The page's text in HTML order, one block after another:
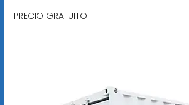
PRECIO GRATUITO